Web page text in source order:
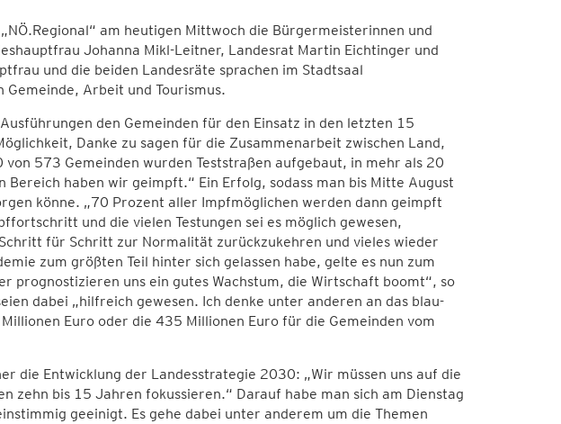
am heutigen Mittwoch die Bürgermeisterinnen und
Johanna Mikl-Leitner, Landesrat Martin Eichtinger und
und die beiden Landesräte sprachen im Stadtsaal
Arbeit und Tourismus.
den Gemeinden für den Einsatz in den letzten 15
Danke zu sagen für die Zusammenarbeit zwischen Land,
573 Gemeinden wurden Teststraßen aufgebaut, in mehr als 20
haben wir geimpft.“ Ein Erfolg, sodass man bis Mitte August
könne. „70 Prozent aller Impfmöglichen werden dann geimpft
und die vielen Testungen sei es möglich gewesen,
für Schritt zur Normalität zurückzukehren und vieles wieder
zum größten Teil hinter sich gelassen habe, gelte es nun zum
prognostizieren uns ein gutes Wachstum, die Wirtschaft boomt“, so
dabei „hilfreich gewesen. Ich denke unter anderen an das blau-
Euro oder die 435 Millionen Euro für die Gemeinden vom
die Entwicklung der Landesstrategie 2030: „Wir müssen uns auf die
zehn bis 15 Jahren fokussieren.“ Darauf habe man sich am Dienstag
geeinigt. Es gehe dabei unter anderem um die Themen